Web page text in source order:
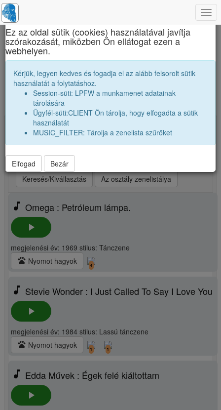
Brassai Sámuel Líceum
A mi osztályunk zenetoplistája. Ezeket
számokat szívesen hallgatjuk.
Új zene, vagy kedvenceim kiválasztása
Kiválasztva: 25 Indítsd a lejátszót! (max 25)
Legjobb szám elsőnek Legjobb szám utoljára
Véletlenszerüen
Keresés/Kivállasztás
Az osztály zenelistálya
music_note Omega : Petróleum lámpa.
play_arrow
megjelenési év: 1969 stilus: Tánczene
pets Nyomot hagyok 4
music_note Stevie Wonder : I Just Called To Say I Love You
play_arrow
megjelenési év: 1984 stilus: Lassú tánczene
pets Nyomot hagyok 1 1
music_note Edda Művek : Égek felé kiáltottam
play_arrow
×
Ez az oldal sütik (cookies) használatával javítja
szórakozását, miközben Ön ellátogat ezen a
webhelyen.
Kérjük, legyen kedves és fogadja el az alább felsorolt sütik
használatát a folytatáshoz.
Session-süti: LPFW a munkamenet adatainak
tárolására
Ügyfél-süti:CLIENT Ön tárolja, hogy elfogadta a sütik
használatát
MUSIC_FILTER: Tárolja a zenelista szűrőket
Elfogad Bezár